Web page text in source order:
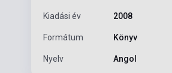
Kiadási év 2008
Formátum Könyv
Nyelv Angol